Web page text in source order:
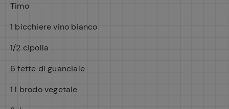
Timo
1 bicchiere vino bianco
1/2 cipolla
6 fette di guanciale
1 l brodo vegetale